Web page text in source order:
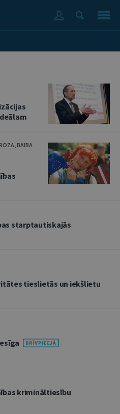
BAIBA
starptautiskajās
tieslietās un iekšlietu
krimināltiesību